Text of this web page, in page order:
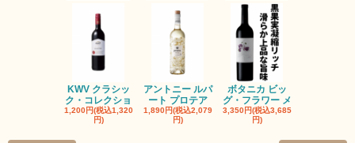
KWV クラシッ
ク・コレクショ
1,200円(税込1,320
円)
アントニー ルパ
ート プロテア
1,890円(税込2,079
円)
ボタニカ ビッ
グ・フラワー メ
3,350円(税込3,685
円)